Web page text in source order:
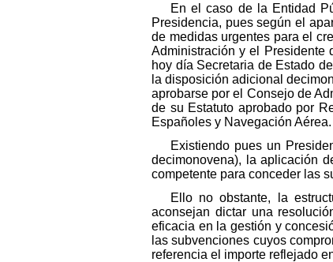
En el caso de la Entidad
Presidencia, pues según el
de medidas urgentes para el
Administración y el Presidente
hoy día Secretaria de Estado
la disposición adicional
aprobarse por el Consejo de
de su Estatuto aprobado por
Españoles y Navegación Aérea.
Existiendo pues un
decimonovena), la aplicación
competente para conceder las
Ello no obstante, la
aconsejan dictar una
eficacia en la gestión y
las subvenciones cuyos
referencia el importe reflejado